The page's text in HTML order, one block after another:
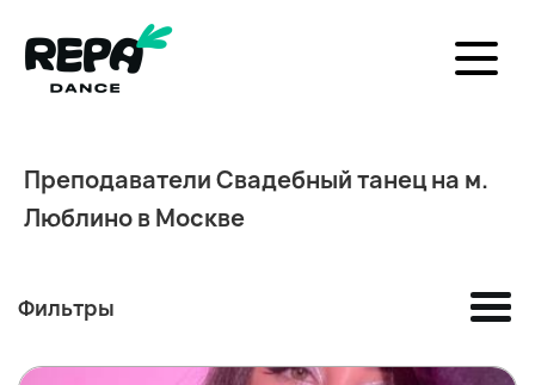
Преподаватели Свадебный танец на м.
Люблино в Москве
Фильтры